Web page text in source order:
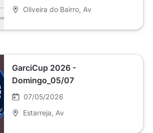
Oliveira do Bairro , Av
GarciCup 2026 -
Domingo_05/07
07/05/2026
Estarreja , Av